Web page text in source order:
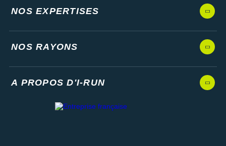
NOS EXPERTISES
NOS RAYONS
A PROPOS D'I-RUN